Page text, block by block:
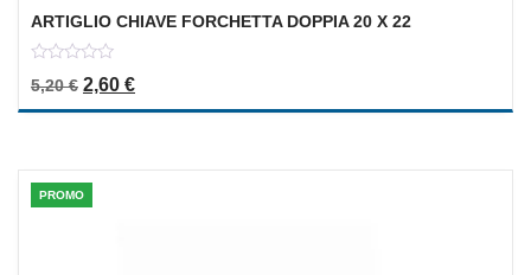
ARTIGLIO CHIAVE FORCHETTA DOPPIA 20 X 22
out
of
5,20€ Il prezzo originale era: 5,20 €.
2,60 €Il prezzo attuale è: 2,60 €.
PROMO